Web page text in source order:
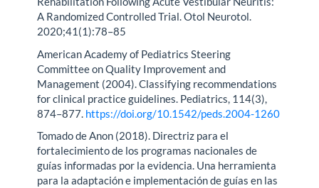
A Randomized Controlled Trial. Otol Neurotol.
2020;41(1):78–85
American Academy of Pediatrics Steering
Committee on Quality Improvement and
Management (2004). Classifying recommendations
for clinical practice guidelines. Pediatrics, 114(3),
874–877. https://doi.org/10.1542/peds.2004-1260
Tomado de Anon (2018). Directriz para el
fortalecimiento de los programas nacionales de
guías informadas por la evidencia. Una herramienta
para la adaptación e implementación de guías en las